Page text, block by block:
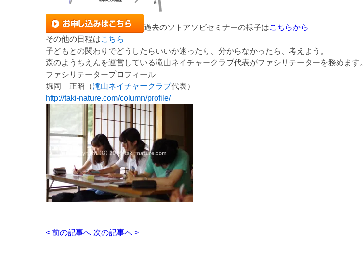
過去のソトアソビセミナーの様子はこちらから
その他の日程はこちら
子どもとの関わりでどうしたらいいか迷ったり、分からなかったら、考えよう。
森のようちえんを運営している滝山ネイチャークラブ代表がファシリテーターを務めます。
ファシリテータープロフィール
堀岡 正昭（滝山ネイチャークラブ代表）
http://taki-nature.com/column/profile/
< 前の記事へ 次の記事へ >